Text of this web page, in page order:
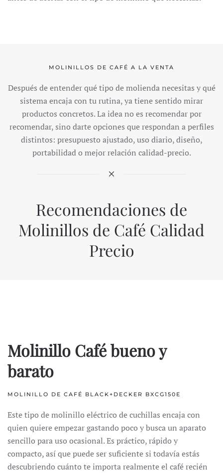
MOLINILLOS DE CAFÉ A LA VENTA
Después de entender qué tipo de molienda necesitas y qué
sistema encaja con tu rutina, ya tiene sentido mirar
productos concretos. La idea no es recomendar por
recomendar, sino darte opciones que respondan a perfiles
distintos: presupuesto ajustado, uso diario, diseño,
portabilidad o mejor relación calidad-precio.
Recomendaciones de
Molinillos de Café Calidad
Precio
Molinillo Cafébueno y
barato
MOLINILLO DE CAFÉ BLACK+DECKER BXCG150E
Este tipo de molinillo eléctrico de cuchillas encaja con
quien quiere empezar gastando poco y busca un aparato
sencillo para uso ocasional. Es práctico, rápido y
compacto, así que puede ser suficiente si todavía estás
descubriendo cuánto te importa realmente el café recién